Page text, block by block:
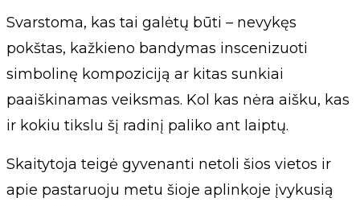
Svarstoma, kas tai galėtų būti – nevykęs
pokštas, kažkieno bandymas inscenizuoti
simbolinę kompoziciją ar kitas sunkiai
paaiškinamas veiksmas. Kol kas nėra aišku, kas
ir kokiu tikslu šį radinį paliko ant laiptų.
Skaitytoja teigė gyvenanti netoli šios vietos ir
apie pastaruoju metu šioje aplinkoje įvykusią